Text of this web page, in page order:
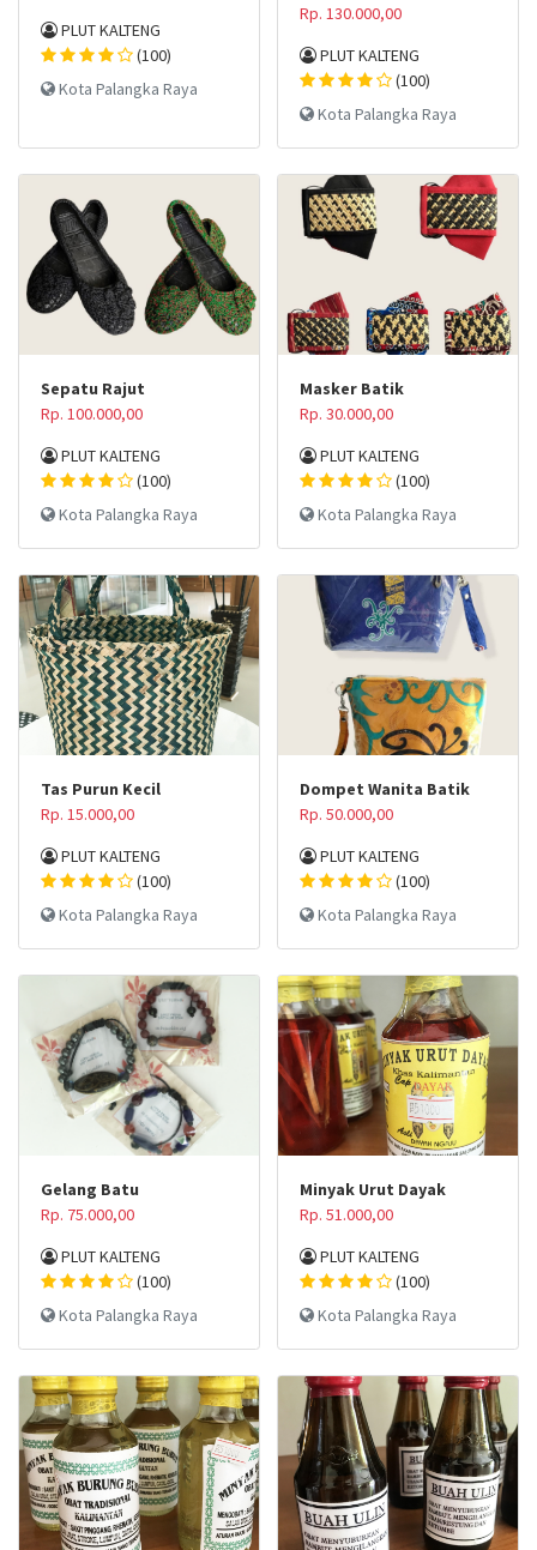
PLUT KALTENG
(100)
Kota Palangka Raya
Rp. 130.000,00
PLUT KALTENG
(100)
Kota Palangka Raya
Sepatu Rajut
Rp. 100.000,00
PLUT KALTENG
(100)
Kota Palangka Raya
Masker Batik
Rp. 30.000,00
PLUT KALTENG
(100)
Kota Palangka Raya
Tas Purun Kecil
Rp. 15.000,00
PLUT KALTENG
(100)
Kota Palangka Raya
Dompet Wanita Batik
Rp. 50.000,00
PLUT KALTENG
(100)
Kota Palangka Raya
Gelang Batu
Rp. 75.000,00
PLUT KALTENG
(100)
Kota Palangka Raya
Minyak Urut Dayak
Rp. 51.000,00
PLUT KALTENG
(100)
Kota Palangka Raya